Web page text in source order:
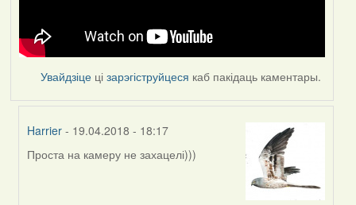
Увайдзіце цізарэгіструйцеся каб пакідаць каментары.
Harrier - 19.04.2018 - 18:17
In
Проста на камеру не захацелі)))